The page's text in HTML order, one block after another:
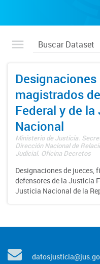
Designaciones
magistrados
Federal y de
Nacional
Ministerio de Justicia.
Dirección Nacional de
Judicial. Oficina Decretos
Designaciones de jueces,
defensores de la Justicia
Justicia Nacional de la